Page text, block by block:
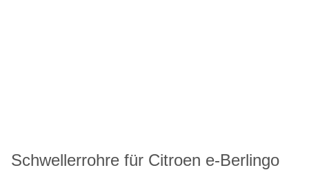
Schwellerrohre für Citroen e-Berlingo